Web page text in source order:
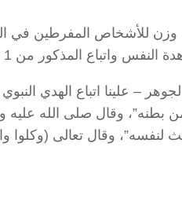
للأشخاص المفرطين في
واتباع المذكور من 1 إلى 3.
– علينا اتباع الهدي
بطنه”، وقال صلى الله
لنفسه”، وقال تعالى (وكلوا